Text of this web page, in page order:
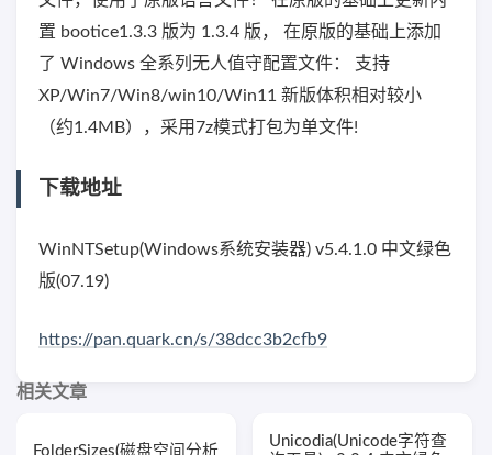
置 bootice1.3.3 版为 1.3.4 版， 在原版的基础上添加
了 Windows 全系列无人值守配置文件： 支持
XP/Win7/Win8/win10/Win11 新版体积相对较小
（约1.4MB），采用7z模式打包为单文件!
下载地址
WinNTSetup(Windows系统安装器) v5.4.1.0 中文绿色
版(07.19)
https://pan.quark.cn/s/38dcc3b2cfb9
相关文章
FolderSizes(磁盘空间分析
Unicodia(Unicode字符查